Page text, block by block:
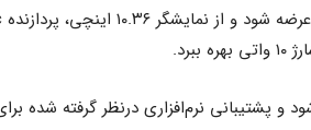
و پشتیبانی نرم‌افزاری درنظر گرفته شده